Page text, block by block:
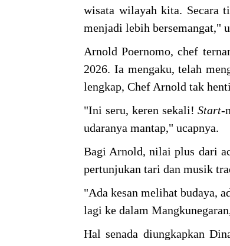
wisata wilayah kita. Secara
menjadi lebih bersemangat,"
Arnold Poernomo, chef
2026. Ia mengaku, telah
lengkap, Chef Arnold tak
"Ini seru, keren sekali!Start-
udaranya mantap," ucapnya.
Bagi Arnold, nilai plus dari
pertunjukan tari dan musik
"Ada kesan melihat budaya,
lagi ke dalam
Hal senada diungkapkan